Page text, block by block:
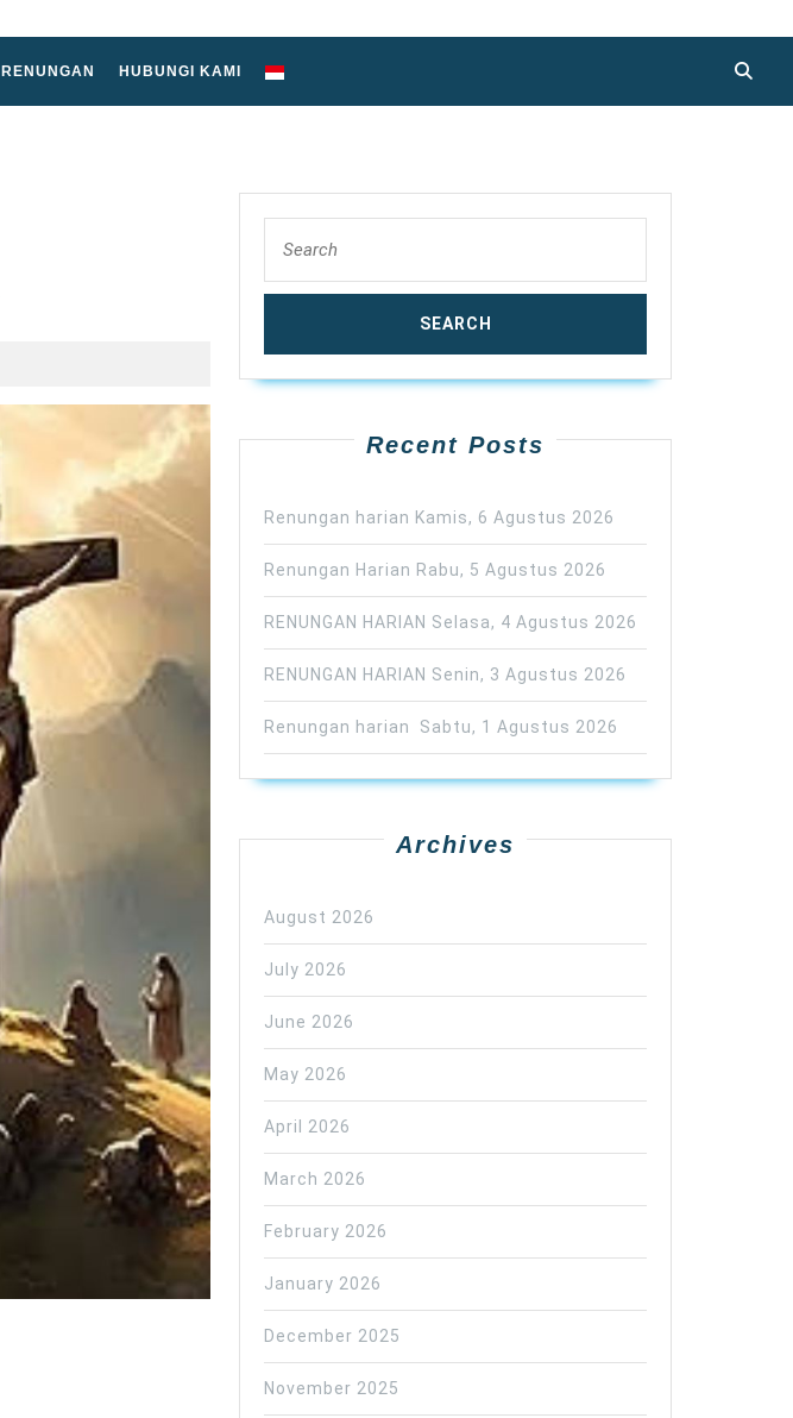
RENUNGAN HUBUNGI KAMI
for:
Recent Posts
Renungan harian Kamis, 6 Agustus 2026
Renungan Harian Rabu, 5 Agustus 2026
RENUNGAN HARIAN Selasa, 4 Agustus 2026
RENUNGAN HARIAN Senin, 3 Agustus 2026
Renungan harian Sabtu, 1 Agustus 2026
Archives
August 2026
July 2026
June 2026
May 2026
April 2026
March 2026
February 2026
January 2026
December 2025
November 2025